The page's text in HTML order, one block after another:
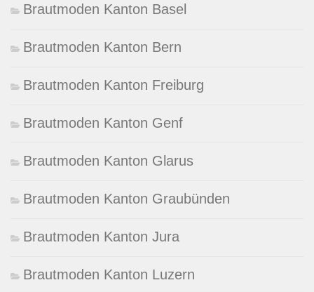
Brautmoden Kanton Basel
Brautmoden Kanton Bern
Brautmoden Kanton Freiburg
Brautmoden Kanton Genf
Brautmoden Kanton Glarus
Brautmoden Kanton Graubünden
Brautmoden Kanton Jura
Brautmoden Kanton Luzern